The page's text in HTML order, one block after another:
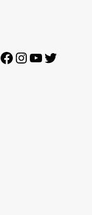
Facebook
Instagram
YouTube
Twitter